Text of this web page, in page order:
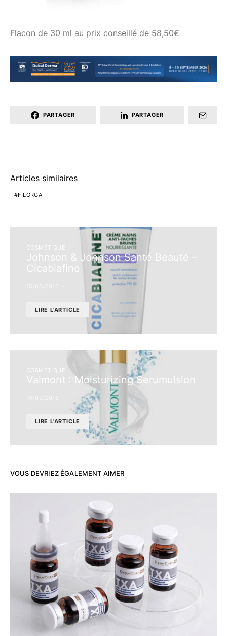
Flacon de 30 ml au prix conseillé de 58,50€
PARTAGER PARTAGER
Articles similaires
FILORGA
COSMÉTIQUE
Johnson & Johnson Santé Beauté –
Cicabiafine
LIRE L'ARTICLE
COSMÉTIQUE
Valmont : Moisturizing Serumulsion
LIRE L'ARTICLE
VOUS DEVRIEZ ÉGALEMENT AIMER